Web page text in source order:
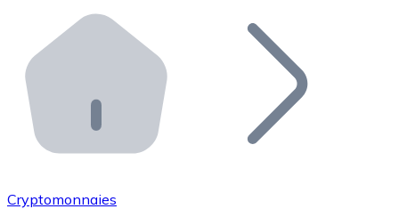
Distributeurs automatiques Bitnovo
Intégrez un ATM Bitnovo dans votre entreprise et
API Bitnovo
Intégrez notre API dans votre écosystème.
Rejoignez notre réseau de distributeurs et
Cryptomonnaies